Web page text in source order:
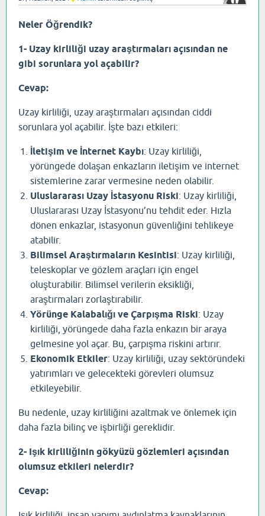
Neler Öğrendik?
1- Uzay kirliliği uzay araştırmaları açısından ne
gibi sorunlara yol açabilir?
Cevap:
Uzay kirliliği, uzay araştırmaları açısından ciddi
sorunlara yol açabilir. İşte bazı etkileri:
İletişim ve İnternet Kaybı: Uzay kirliliği,
yörüngede dolaşan enkazların iletişim ve internet
sistemlerine zarar vermesine neden olabilir.
Uluslararası Uzay İstasyonu Riski: Uzay kirliliği,
Uluslararası Uzay İstasyonu’nu tehdit eder. Hızla
dönen enkazlar, istasyonun güvenliğini tehlikeye
atabilir.
Bilimsel Araştırmaların Kesintisi: Uzay kirliliği,
teleskoplar ve gözlem araçları için engel
oluşturabilir. Bilimsel verilerin eksikliği,
araştırmaları zorlaştırabilir.
Yörünge Kalabalığı ve Çarpışma Riski: Uzay
kirliliği, yörüngede daha fazla enkazın bir araya
gelmesine yol açar. Bu, çarpışma riskini artırır.
Ekonomik Etkiler: Uzay kirliliği, uzay sektöründeki
yatırımları ve gelecekteki görevleri olumsuz
etkileyebilir.
Bu nedenle, uzay kirliliğini azaltmak ve önlemek için
daha fazla bilinç ve işbirliği gereklidir.
2- Işık kirliliğinin gökyüzü gözlemleri açısından
olumsuz etkileri nelerdir?
Cevap: